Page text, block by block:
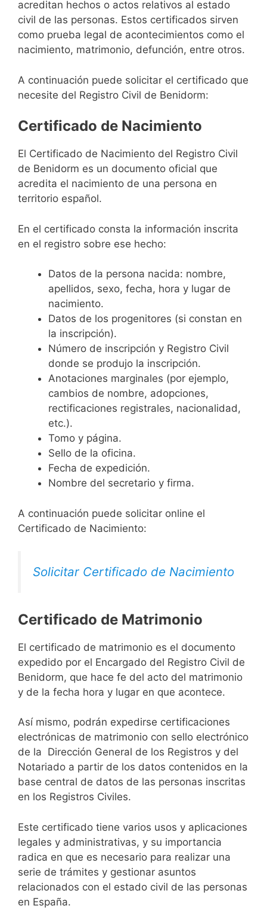
acreditan hechos o actos relativos al estado
civil de las personas. Estos certificados sirven
como prueba legal de acontecimientos como el
nacimiento, matrimonio, defunción, entre otros.
A continuación puede solicitar el certificado que
necesite del Registro Civil de Benidorm:
Certificado de Nacimiento
El Certificado de Nacimiento del Registro Civil
de Benidorm es un documento oficial que
acredita el nacimiento de una persona en
territorio español.
En el certificado consta la información inscrita
en el registro sobre ese hecho:
Datos de la persona nacida: nombre,
apellidos, sexo, fecha, hora y lugar de
nacimiento.
Datos de los progenitores (si constan en
la inscripción).
Número de inscripción y Registro Civil
donde se produjo la inscripción.
Anotaciones marginales (por ejemplo,
cambios de nombre, adopciones,
rectificaciones registrales, nacionalidad,
etc.).
Tomo y página.
Sello de la oficina.
Fecha de expedición.
Nombre del secretario y firma.
A continuación puede solicitar online el
Certificado de Nacimiento:
Solicitar Certificado de Nacimiento
Certificado de Matrimonio
El certificado de matrimonio es el documento
expedido por el Encargado del Registro Civil de
Benidorm, que hace fe del acto del matrimonio
y de la fecha hora y lugar en que acontece.
Así mismo, podrán expedirse certificaciones
electrónicas de matrimonio con sello electrónico
de la Dirección General de los Registros y del
Notariado a partir de los datos contenidos en la
base central de datos de las personas inscritas
en los Registros Civiles.
Este certificado tiene varios usos y aplicaciones
legales y administrativas, y su importancia
radica en que es necesario para realizar una
serie de trámites y gestionar asuntos
relacionados con el estado civil de las personas
en España.